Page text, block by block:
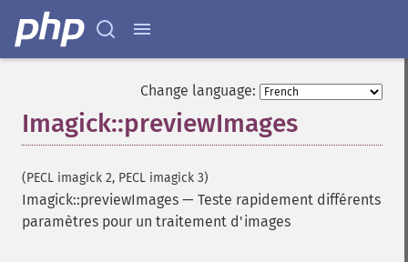
Change language:
Imagick::previewImages
(PECL imagick 2, PECL imagick 3)
Imagick::previewImages — Teste rapidement différents
paramètres pour un traitement d'images
equalizeImage
evaluateImage
exportImagePixels
floodFillPaintImage
flopImage
frameImage
functionImage
fxImage